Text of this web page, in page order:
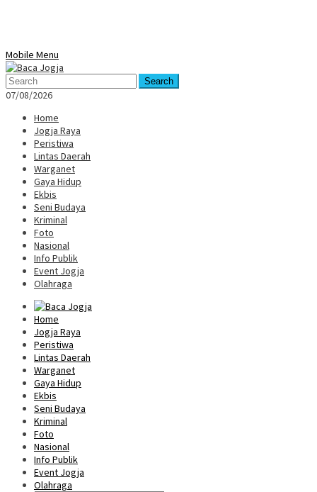
Mobile Menu
Search
07/08/2026
Home
Jogja Raya
Peristiwa
Lintas Daerah
Warganet
Gaya Hidup
Ekbis
Seni Budaya
Kriminal
Foto
Nasional
Info Publik
Event Jogja
Olahraga
Home
Jogja Raya
Peristiwa
Lintas Daerah
Warganet
Gaya Hidup
Ekbis
Seni Budaya
Kriminal
Foto
Nasional
Info Publik
Event Jogja
Olahraga